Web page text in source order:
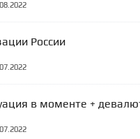
России
в моменте +